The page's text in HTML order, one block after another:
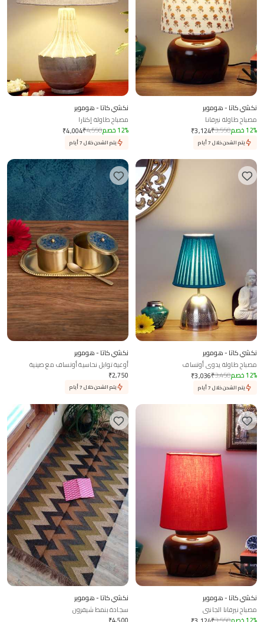
نكشي كاتا - هوموير
مصباح طاولة نيرفانا
₹3,124₹3,550 12% خصم
يتم الشحن خلال 7 أيام
نكشي كاتا - هوموير
مصباح طاولة إكتارا
₹4,004₹4,550 12% خصم
يتم الشحن خلال 7 أيام
نكشي كاتا - هوموير
مصباح طاولة يدوي أوتساف
₹3,036₹3,450 12% خصم
يتم الشحن خلال 7 أيام
نكشي كاتا - هوموير
أوعية توابل نحاسية أوتساف مع صينية
وملعقة
₹2,750
يتم الشحن خلال 7 أيام
نكشي كاتا - هوموير
مصباح نيرفانا الجانبي
نكشي كاتا - هوموير
سجادة بنمط شيفرون